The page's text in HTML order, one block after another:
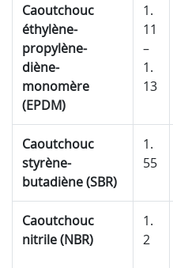
Caoutchouc
éthylène-
propylène-
diène-
monomère
(EPDM)
1.
11
–
1.
13
Caoutchouc
styrène-
butadiène (SBR)
1.
55
Caoutchouc
nitrile (NBR)
1.
2